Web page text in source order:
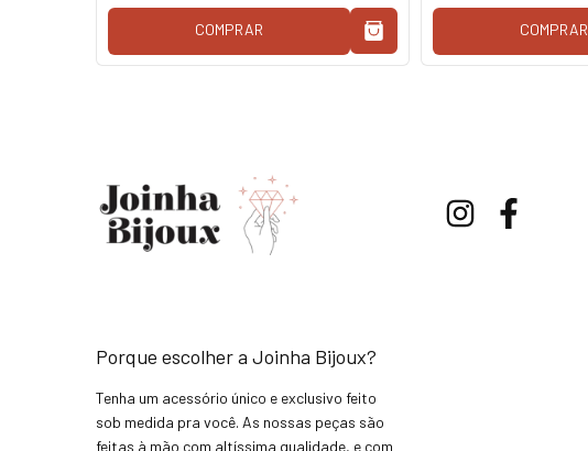
COMPRAR COMPRAR
Porque escolher a Joinha Bijoux?
Tenha um acessório único e exclusivo feito
sob medida pra você. As nossas peças são
feitas à mão com altíssima qualidade, e com